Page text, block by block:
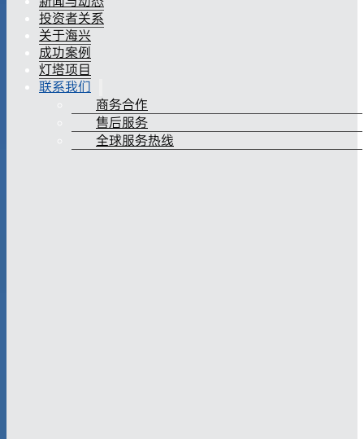
投资者关系
关于海兴
成功案例
灯塔项目
联系我们
商务合作
售后服务
全球服务热线